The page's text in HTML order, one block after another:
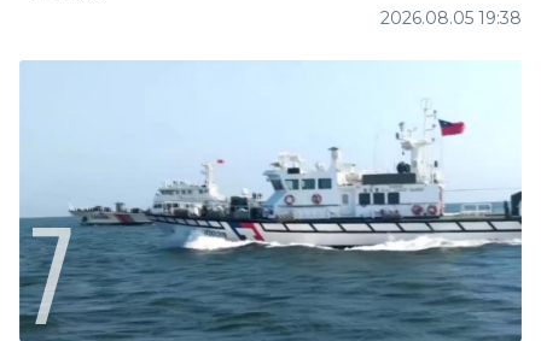
2026.08.05 19:38